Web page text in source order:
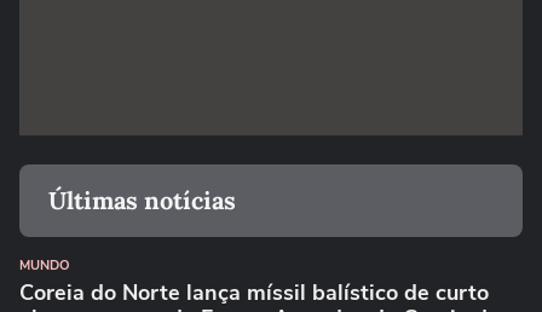
Últimas notícias
MUNDO
Coreia do Norte lança míssil balístico de curto